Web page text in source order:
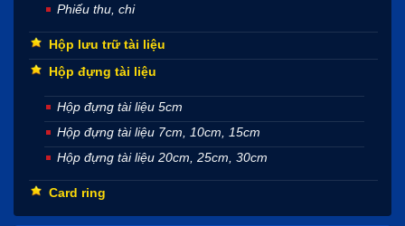
Phiếu thu, chi
Hộp lưu trữ tài liệu
Hộp đựng tài liệu
Hộp đựng tài liệu 5cm
Hộp đựng tài liệu 7cm, 10cm, 15cm
Hộp đựng tài liệu 20cm, 25cm, 30cm
Card ring